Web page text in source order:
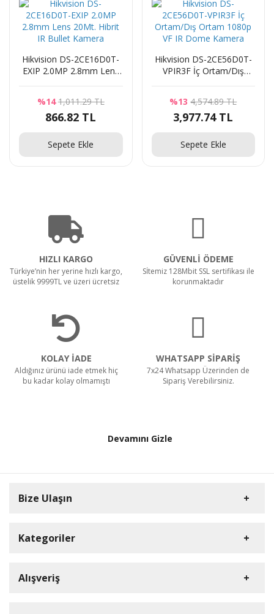
Hikvision DS-2CE16D0T-
EXIP 2.0MP 2.8mm Lens
%14 1,011.29 TL
866.82 TL
Sepete Ekle
Hikvision DS-2CE56D0T-
VPIR3F İç Ortam/Dış
%13 4,574.89 TL
3,977.74 TL
Sepete Ekle
HIZLI KARGO
Türkiye’nin her yerine hızlı kargo,
üstelik 9999TL ve üzeri ücretsiz
GÜVENLİ ÖDEME
Sİtemiz 128Mbit SSL sertifikası ile
korunmaktadır
KOLAY İADE
Aldığınız ürünü iade etmek hiç
bu kadar kolay olmamıştı
WHATSAPP SİPARİŞ
7x24 Whatsapp Üzerinden de
Sipariş Verebilirsiniz.
Devamını Gizle
Bize Ulaşın
Kategoriler
DVR Cihazlar
Alışveriş